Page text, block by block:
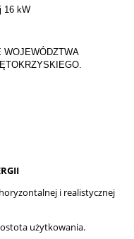
16 kW
WOJEWÓDZTWA
i realistycznej
użytkowania.